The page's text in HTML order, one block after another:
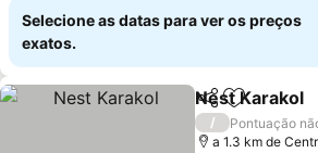
Selecione as datas para ver os preços
exatos.
PartilharAdicionar
Nest Karakol
/
Pontuação
a 1.3 km de